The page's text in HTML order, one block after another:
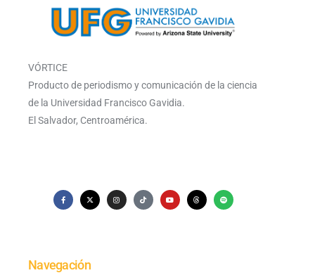
VÓRTICE
Producto de periodismo y comunicación de la ciencia
de la Universidad Francisco Gavidia.
El Salvador, Centroamérica.
Navegación